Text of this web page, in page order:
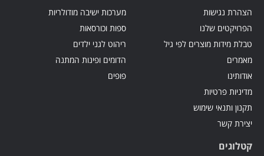
הצהרת נגישות
הפרויקטים שלנו
טבלת מידות מוצרים לפי גיל
מאמרים
אודותינו
מדיניות פרטיות
תקנון ותנאי שימוש
יצירת קשר
מערכות ישיבה מודולריות
ספות וכורסאות
ריהוט לגני ילדים
הדומים ופינות המתנה
פופים
קטלוגים